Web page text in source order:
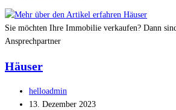
Sie möchten Ihre Immobilie verkaufen? Dann
Ansprechpartner
Häuser
helloadmin
13. Dezember 2023